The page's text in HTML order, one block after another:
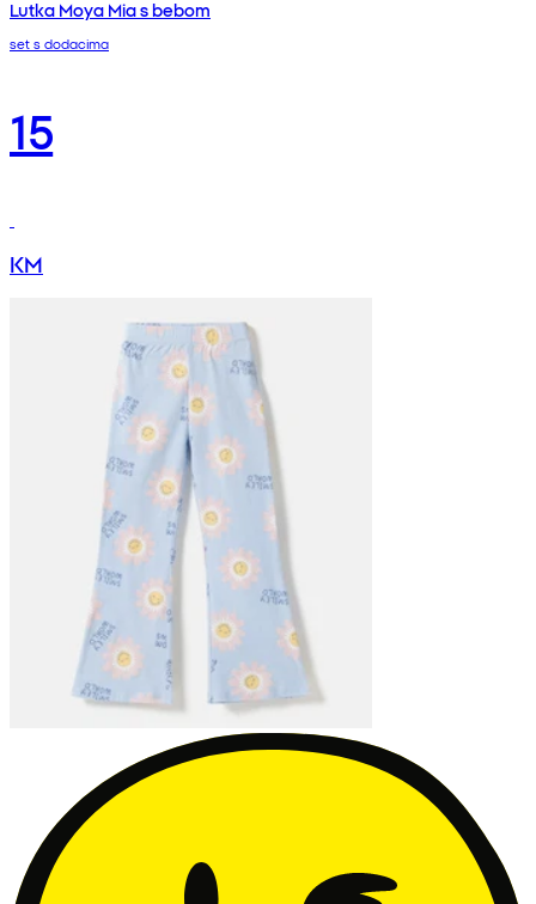
Lutka Moya Mia s bebom
set s dodacima
15
KM